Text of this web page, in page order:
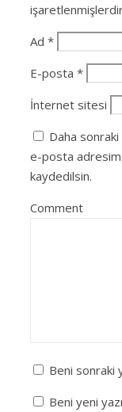
Ad *
E-posta *
İnternet sitesi
Daha sonraki
e-posta adresim
kaydedilsin.
Comment
Beni sonraki
Beni yeni